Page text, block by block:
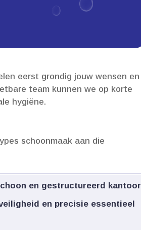
eerst grondig jouw wensen en
team kunnen we op korte
hygiëne.​
schoonmaak aan die
en gestructureerd kantoor
en precisie essentieel